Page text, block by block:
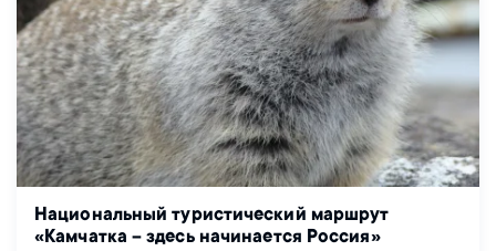
Национальный туристический маршрут
«Камчатка – здесь начинается Россия»